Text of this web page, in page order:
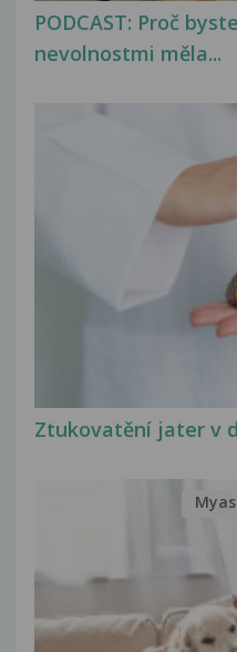
PODCAST: Proč
nevolnostmi měla...
Ztukovatění jater v